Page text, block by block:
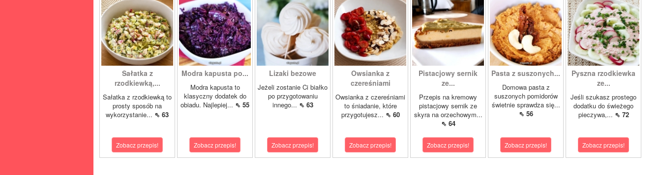
Sałatka z
rzodkiewką,...
Sałatka z rzodkiewką to
prosty sposób na
wykorzystanie... ⇖ 63
Zobacz przepis!
Modra kapusta po...
Modra kapusta to
klasyczny dodatek do
obiadu. Najlepiej... ⇖ 55
Zobacz przepis!
Lizaki bezowe
Jeżeli zostanie Ci białko
po przygotowaniu
innego... ⇖ 63
Zobacz przepis!
Owsianka z
czereśniami
Owsianka z czereśniami
to śniadanie, które
przygotujesz... ⇖ 60
Zobacz przepis!
Pistacjowy sernik
ze...
Przepis na kremowy
pistacjowy sernik ze
skyra na orzechowym...
⇖ 64
Zobacz przepis!
Pasta z suszonych...
Domowa pasta z
suszonych pomidorów
świetnie sprawdza się...
⇖ 56
Zobacz przepis!
Pyszna rzodkiewka
ze...
Jeśli szukasz prostego
dodatku do świeżego
pieczywa,... ⇖ 72
Zobacz przepis!